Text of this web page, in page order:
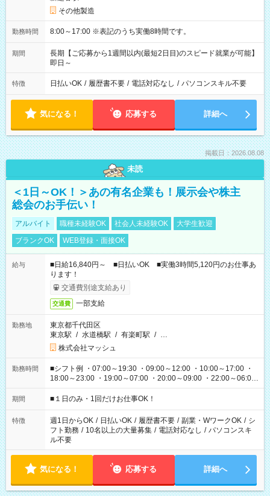
その他製造
勤務時間 8:00～17:00 ※表記のうち実働8時間です。
期間
長期【ご応募から1週間以内(最短2日目)のスピード就業が可能】
即日～
特徴 日払いOK / 履歴書不要 / 電話対応なし / パソコンスキル不要
気になる！ 応募する 詳細へ
掲載日：2026.08.08
未読
＜1日～OK！＞あの有名企業も！展示会や株主
総会のお手伝い！
アルバイト 職種未経験OK 社会人未経験OK
大学生歓迎
ブランクOK
WEB登録・面接OK
給与
■日給16,840円～ ■日払いOK ■実働3時間5,120円のお仕事あ
ります！
交通費別途支給あり
交通費 一部支給
勤務地
東京都千代田区
東京駅 / 水道橋駅 / 有楽町駅 / …
株式会社マッシュ
勤務時間
■シフト例 ・07:00～19:30 ・09:00～12:00 ・10:00～17:00 ・
18:00～23:00 ・19:00～07:00 ・20:00～09:00 ・22:00～06:00
etc ★最短で3時間で5,120円のお仕事から 15時間で2万円近く稼
げるお仕事も！ ご希望のお時間に合わせてご紹介！ ※シフトは
ください！
期間 ■１日のみ・1回だけお仕事OK！
特徴 週1日からOK / 日払いOK / 履歴書不要 / 副業・WワークOK / シ
フト勤務 / 10名以上の大量募集 / 電話対応なし / パソコンスキ
ル不要
気になる！ 応募する 詳細へ